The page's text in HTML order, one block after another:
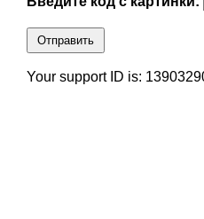
Отправить
Your support ID is: